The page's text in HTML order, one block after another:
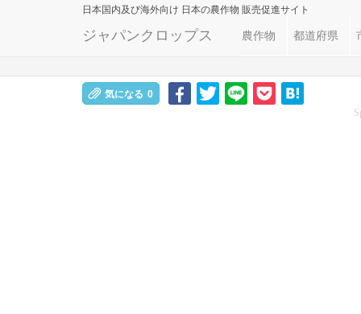
日本国内及び海外向け 日本の農作物 販売促進サイト
ジャパンクロップス 農作物 都道府県
気になる 0